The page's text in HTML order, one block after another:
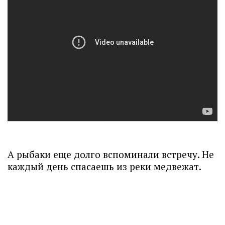
А рыбаки еще долго вспоминали встречу. Не
каждый день спасаешь из реки медвежат.